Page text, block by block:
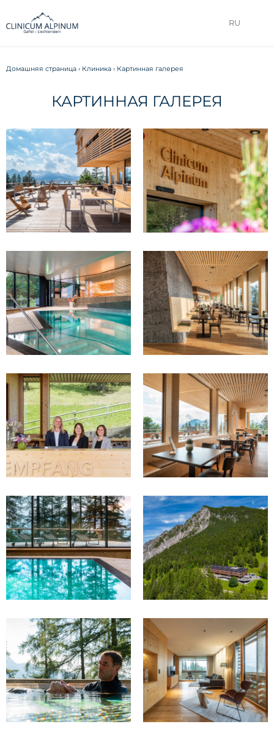
RU
Домашняя страница› Клиника› Картинная галерея
КАРТИННАЯ ГАЛЕРЕЯ